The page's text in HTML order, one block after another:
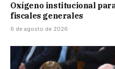
Oxígeno institucional
fiscales generales
6 de agosto de 2026